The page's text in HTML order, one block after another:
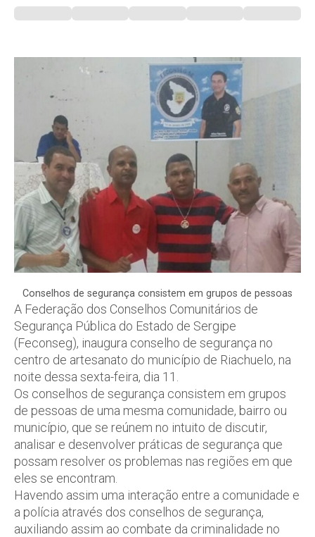
Conselhos de segurança consistem em grupos de pessoas
A Federação dos Conselhos Comunitários de
Segurança Pública do Estado de Sergipe
(Feconseg), inaugura conselho de segurança no
centro de artesanato do município de Riachuelo, na
noite dessa sexta-feira, dia 11.
Os conselhos de segurança consistem em grupos
de pessoas de uma mesma comunidade, bairro ou
município, que se reúnem no intuito de discutir,
analisar e desenvolver práticas de segurança que
possam resolver os problemas nas regiões em que
eles se encontram.
Havendo assim uma interação entre a comunidade e
a polícia através dos conselhos de segurança,
auxiliando assim ao combate da criminalidade no